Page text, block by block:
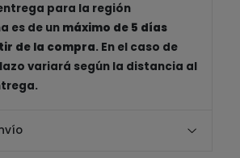
para la región
es de un máximo de 5 días
de la compra. En el caso de
variará según la distancia al